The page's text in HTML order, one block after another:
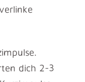
dich 2-3